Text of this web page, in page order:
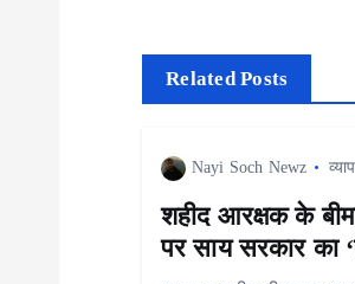
Related Posts
Nayi Soch Newz
शहीद आरक्षक के बीमा
पर साय सरकार का